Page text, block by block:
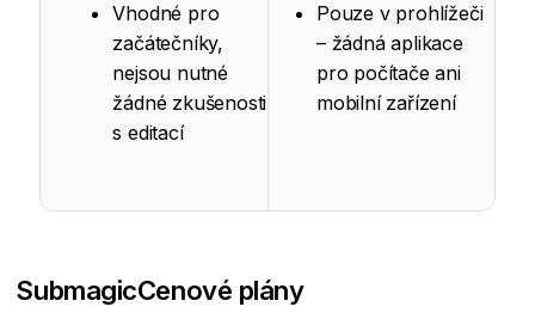
Vhodné pro
začátečníky,
nejsou nutné
žádné zkušenosti
s editací
Pouze v prohlížeči
– žádná aplikace
pro počítače ani
mobilní zařízení
SubmagicCenové plány